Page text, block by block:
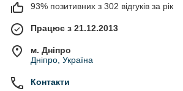
93% позитивних з 302 відгуків за рік
Працює з 21.12.2013
м. Дніпро
Дніпро, Україна
Контакти